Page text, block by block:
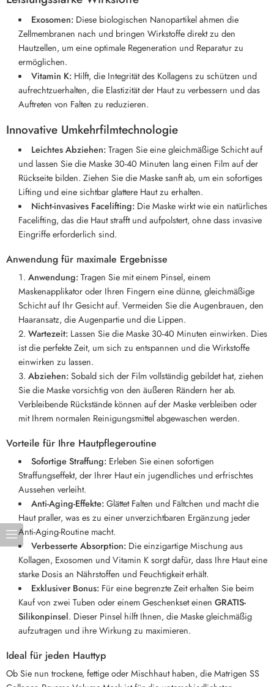
Exosomen:Diese biologischen Nanopartikel ahmen die
Zellmembranen nach und bringen Wirkstoffe direkt zu den
Hautzellen, um eine optimale Regeneration und Reparatur zu
ermöglichen.
Vitamin K:Hilft, die Integrität des Kollagens zu schützen und
aufrechtzuerhalten, die Elastizität der Haut zu verbessern und das
Auftreten von Falten zu reduzieren.
Innovative Umkehrfilmtechnologie
Leichtes Abziehen:Tragen Sie eine gleichmäßige Schicht auf
und lassen Sie die Maske 30-40 Minuten lang einen Film auf der
Rückseite bilden. Ziehen Sie die Maske sanft ab, um ein sofortiges
Lifting und eine sichtbar glattere Haut zu erhalten.
Nicht-invasives Facelifting:Die Maske wirkt wie ein natürliches
Facelifting, das die Haut strafft und aufpolstert, ohne dass invasive
Eingriffe erforderlich sind.
Anwendung für maximale Ergebnisse
Anwendung:Tragen Sie mit einem Pinsel, einem
Maskenapplikator oder Ihren Fingern eine dünne, gleichmäßige
Schicht auf Ihr Gesicht auf. Vermeiden Sie die Augenbrauen, den
Haaransatz, die Augenpartie und die Lippen.
Wartezeit: Lassen Sie die Maske 30-40 Minuten einwirken. Dies
ist die perfekte Zeit, um sich zu entspannen und die Wirkstoffe
einwirken zu lassen.
Abziehen:Sobald sich der Film vollständig gebildet hat, ziehen
Sie die Maske vorsichtig von den äußeren Rändern her ab.
Verbleibende Rückstände können auf der Maske verbleiben oder
mit Ihrem normalen Reinigungsmittel abgewaschen werden.
Vorteile für Ihre Hautpflegeroutine
Sofortige Straffung:Erleben Sie einen sofortigen
Straffungseffekt, der Ihrer Haut ein jugendliches und erfrischtes
Aussehen verleiht.
Anti-Aging-Effekte:Glättet Falten und Fältchen und macht die
Haut praller, was es zu einer unverzichtbaren Ergänzung jeder
Anti-Aging-Routine macht.
Verbesserte Absorption:Die einzigartige Mischung aus
Kollagen, Exosomen und Vitamin K sorgt dafür, dass Ihre Haut eine
starke Dosis an Nährstoffen und Feuchtigkeit erhält.
Exklusiver Bonus:Für eine begrenzte Zeit erhalten Sie beim
Kauf von zwei Tuben oder einem Geschenkset einen GRATIS-
Silikonpinsel. Dieser Pinsel hilft Ihnen, die Maske gleichmäßig
aufzutragen und ihre Wirkung zu maximieren.
Ideal für jeden Hauttyp
Ob Sie nun trockene, fettige oder Mischhaut haben, die Matrigen SS